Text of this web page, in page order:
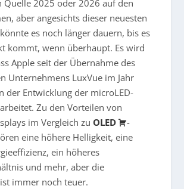
Quelle 2025 oder 2026 auf den
aber angesichts dieser neuesten
es noch länger dauern, bis es
kommt, wenn überhaupt. Es wird
Apple seit der Übernahme des
Unternehmens LuxVue im Jahr
der Entwicklung der microLED-
Zu den Vorteilen von
im Vergleich zu OLED
-
eine höhere Helligkeit, eine
ein höheres
und mehr, aber die
immer noch teuer.